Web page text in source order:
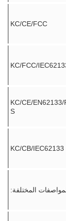
KC/CE/FCC
KC/FCC/
KC/CE/
S
KC/CB/IEC62133
المختلفة: